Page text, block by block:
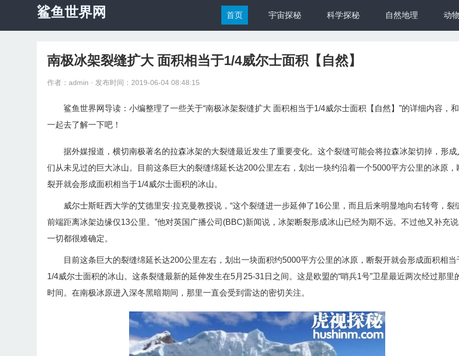
鲨鱼世界网 首页 宇宙探秘 科学探秘 自然地理 动
南极冰架裂缝扩大 面积相当于1/4威尔士面积【自然】
作者：admin · 发布时间：2019-06-04 08:48:15
鲨鱼世界网导读：小编整理了一些关于“南极冰架裂缝扩大 面积相当于1/4威尔士面积【自然】”的详细内容，
一起去了解一下吧！
据外媒报道，横切南极著名的拉森冰架的大裂缝最近发生了重要变化。这个裂缝可能会将拉森冰架切掉，形成
们从未见过的巨大冰山。目前这条巨大的裂缝绵延长达200公里左右，划出一块约沿着一个5000平方公里的冰原，
裂开就会形成面积相当于1/4威尔士面积的冰山。
威尔士斯旺西大学的艾德里安·拉克曼教授说，“这个裂缝进一步延伸了16公里，而且后来明显地向右转弯，裂
前端距离冰架边缘仅13公里。”他对英国广播公司(BBC)新闻说，冰架断裂形成冰山已经为期不远。不过他又补充说
一切都很难确定。
目前这条巨大的裂缝绵延长达200公里左右，划出一块面积约5000平方公里的冰原，断裂开就会形成面积相当
1/4威尔士面积的冰山。这条裂缝最新的延伸发生在5月25-31日之间。这是欧盟的“哨兵1号”卫星最近两次经过那里
时间。在南极冰原进入深冬黑暗期间，那里一直会受到雷达的密切关注。